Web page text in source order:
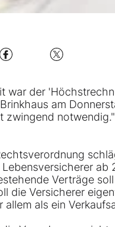
war der
am
zwingend
Verträge
die Versicherer
als ein